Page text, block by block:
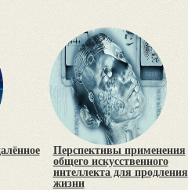
Перспективы применения
общего искусственного
интеллекта для продления
жизни